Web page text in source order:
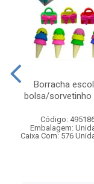
Borracha
bolsa/sorvetinho
Código:
Embalagem:
Caixa Com: 576